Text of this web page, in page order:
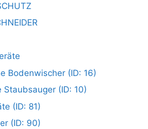
Bodenwischer (ID: 16)
Staubsauger (ID: 10)
(ID: 81)
(ID: 90)